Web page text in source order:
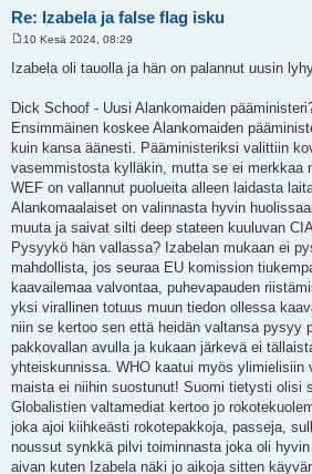
Re: Izabela ja false flag isku
e
10 Kesä 2024, 08:29
Izabela oli tauolla ja hän on palannut uusin
Dick Schoof - Uusi Alankomaiden
Ensimmäinen koskee Alankomaiden
kuin kansa äänesti. Pääministeriksi valittiin
vasemmistosta kylläkin, mutta se ei merkkaa
WEF on vallannut puolueita alleen laidasta
Alankomaalaiset on valinnasta hyvin
muuta ja saivat silti deep stateen kuuluvan
Pysyykö hän vallassa? Izabelan mukaan ei
mahdollista, jos seuraa EU komission
kaavailemaa valvontaa, puhevapauden
yksi virallinen totuus muun tiedon ollessa
niin se kertoo sen että heidän valtansa pysyy
pakkovallan avulla ja kukaan järkevä ei
yhteiskunnissa. WHO kaatui myös ylimielisiin
maista ei niihin suostunut! Suomi tietysti olisi
Globalistien valtamediat kertoo jo
joka ajoi kiihkeästi rokotepakkoja, passeja,
noussut synkkä pilvi toiminnasta joka oli
aivan kuten Izabela näki jo aikoja sitten